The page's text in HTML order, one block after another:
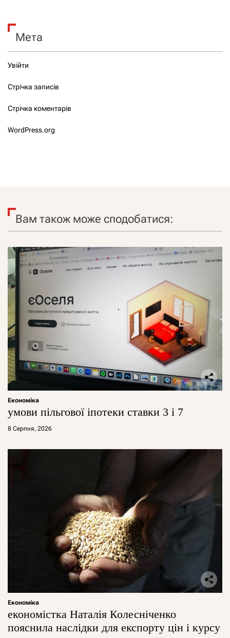
Мета
Увійти
Стрічка записів
Стрічка коментарів
WordPress.org
Вам також може сподобатися:
Економіка
умови пільгової іпотеки ставки 3 і 7
8 Серпня, 2026
Економіка
економістка Наталія Колесніченко
пояснила наслідки для експорту цін і курсу